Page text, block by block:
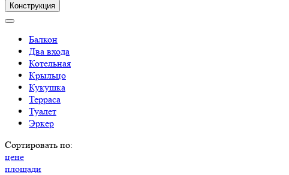
Конструкция
Балкон
Два входа
Котельная
Крыльцо
Кукушка
Терраса
Туалет
Эркер
Сортировать по:
цене
площади